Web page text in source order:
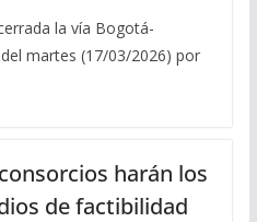
la vía Bogotá-
martes (17/03/2026) por
harán los
de factibilidad